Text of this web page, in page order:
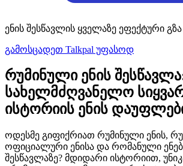
ენის შესწავლის ყველაზე ეფექტური გზა
გამოსცადეთ Talkpal უფასოდ
რუმინული ენის
სახელმძღვანელო
ისტორიის ენის
ოდესმე გიფიქრიათ რუმინული ენის,
ოფიციალური ენისა და რომანული
შესწავლაზე? მდიდარი ისტორიით,